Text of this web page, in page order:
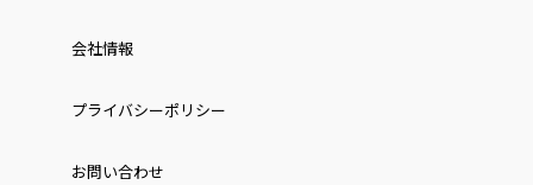
会社情報
プライバシーポリシー
お問い合わせ